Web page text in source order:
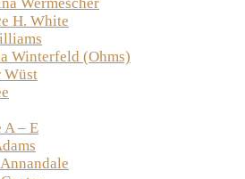
H. White
Winterfeld (Ohms)
Wüst
A – E